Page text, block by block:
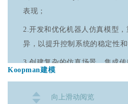
2.具备使用机器人仿真平台的经
Mujoco、Webots、Habitat、
IsaacGym；
3.具备扎实的编程能力，熟练
系统间的通信；
表现；
2.开发和优化机器人仿真模型
异，以提升控制系统的稳定性和
3.创建复杂的仿真场景，集成
器进行数据驱动的仿真优化，
境适应性；
Koopman建模
向上滑动阅览